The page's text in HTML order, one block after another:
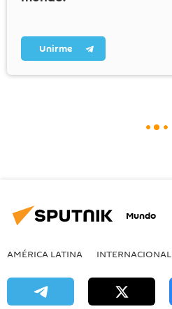
Unirme
Mundo
AMÉRICA LATINA INTERNACIONAL